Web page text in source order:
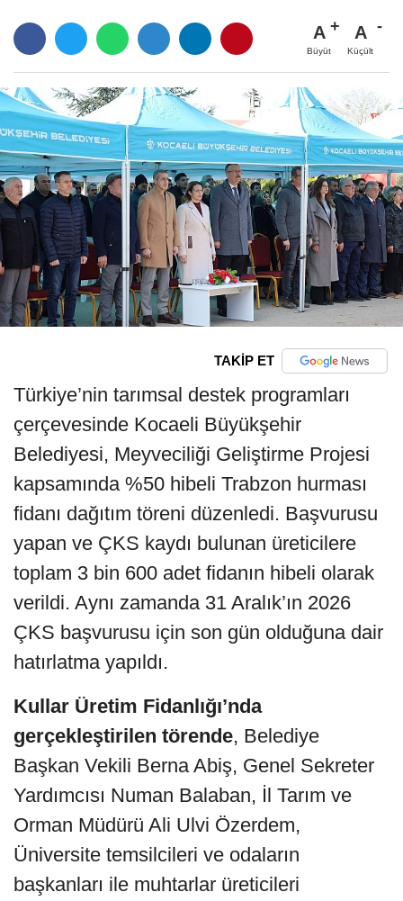
A
Büyüt
A
Küçült
TAKİP ET
Türkiye’nin tarımsal destek programları
çerçevesinde Kocaeli Büyükşehir
Belediyesi, Meyveciliği Geliştirme Projesi
kapsamında %50 hibeli Trabzon hurması
fidanı dağıtım töreni düzenledi. Başvurusu
yapan ve ÇKS kaydı bulunan üreticilere
toplam 3 bin 600 adet fidanın hibeli olarak
verildi. Aynı zamanda 31 Aralık’ın 2026
ÇKS başvurusu için son gün olduğuna dair
hatırlatma yapıldı.
Kullar Üretim Fidanlığı’nda
gerçekleştirilen törende, Belediye
Başkan Vekili Berna Abiş, Genel Sekreter
Yardımcısı Numan Balaban, İl Tarım ve
Orman Müdürü Ali Ulvi Özerdem,
Üniversite temsilcileri ve odaların
başkanları ile muhtarlar üreticileri